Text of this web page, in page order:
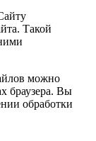
Такой
можно
браузера. Вы
обработки